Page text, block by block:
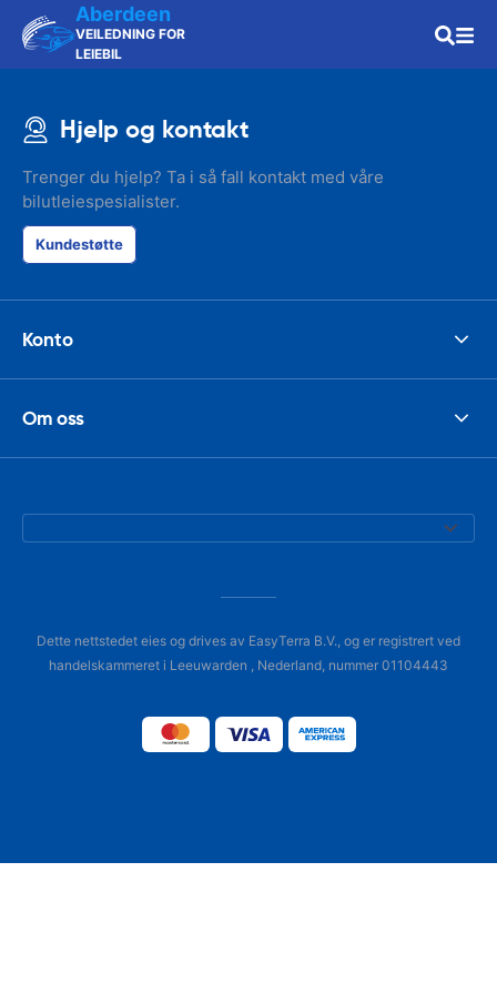
Aberdeen
VEILEDNING FOR
LEIEBIL
Hjelp og kontakt
Trenger du hjelp? Ta i så fall kontakt med våre
bilutleiespesialister.
Kundestøtte
Konto
Om oss
Dette nettstedet eies og drives av EasyTerra B.V., og er registrert ved
handelskammeret i Leeuwarden , Nederland, nummer 01104443